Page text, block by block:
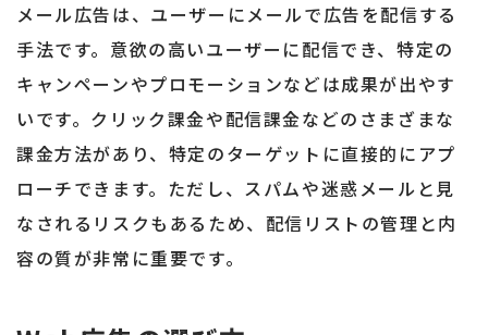
メール広告は、ユーザーにメールで広告を配信する
手法です。意欲の高いユーザーに配信でき、特定の
キャンペーンやプロモーションなどは成果が出やす
いです。クリック課金や配信課金などのさまざまな
課金方法があり、特定のターゲットに直接的にアプ
ローチできます。ただし、スパムや迷惑メールと見
なされるリスクもあるため、配信リストの管理と内
容の質が非常に重要です。